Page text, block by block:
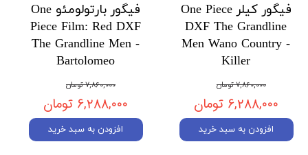
فیگور کیلر One Piece
DXF The Grandline
Men Wano Country -
Killer
۷,۸۶۰,۰۰۰ تومان
۶,۲۸۸,۰۰۰ تومان
افزودن به سبد خرید
فیگور بارتولومئو One
Piece Film: Red DXF
The Grandline Men -
Bartolomeo
۷,۸۶۰,۰۰۰ تومان
۶,۲۸۸,۰۰۰ تومان
افزودن به سبد خرید